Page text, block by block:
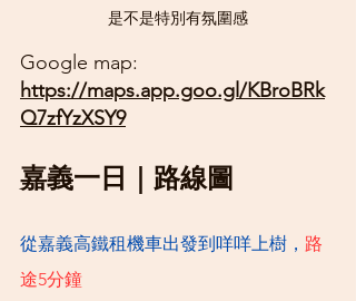
是不是特別有氛圍感
Google map:
https://maps.app.goo.gl/KBroBRk
Q7zfYzXSY9
嘉義一日｜路線圖
從嘉義高鐵租機車出發到咩咩上樹， 路
途5分鐘